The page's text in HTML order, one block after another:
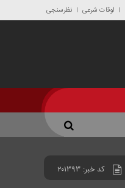
اوقات شرعی نظرسنجی
کد خبر: ۲۰۱۳۹۳